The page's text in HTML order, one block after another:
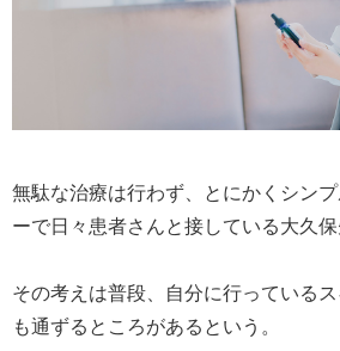
無駄な治療は行わず、とにかくシン
ーで日々患者さんと接している大久保
その考えは普段、自分に行っている
も通ずるところがあるという。